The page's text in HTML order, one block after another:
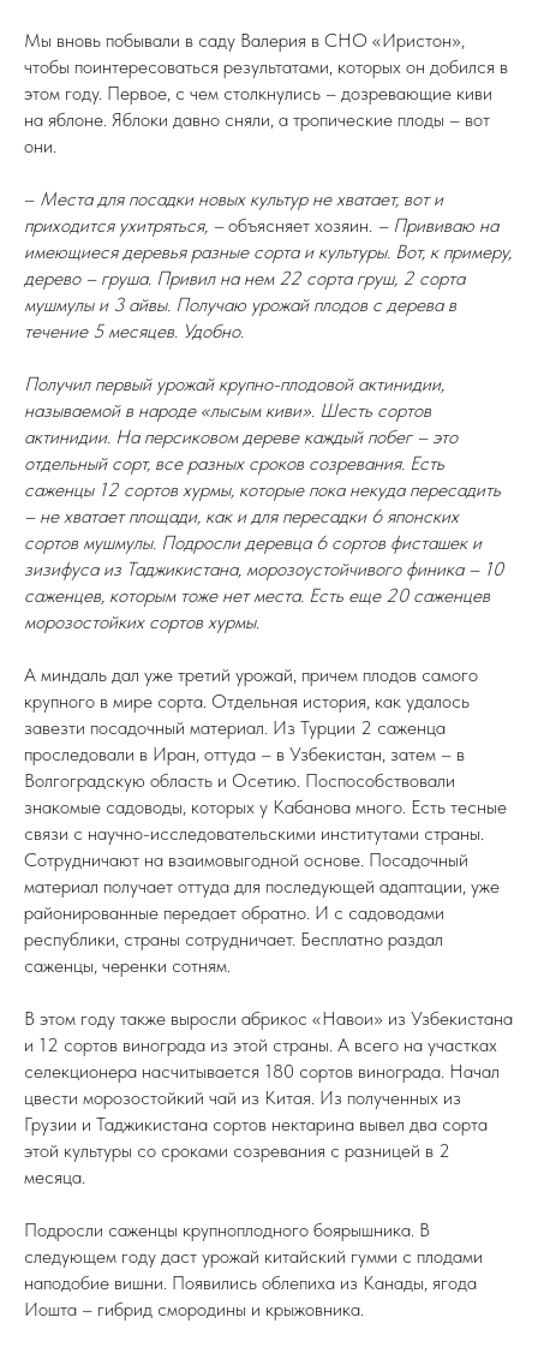
Мы вновь побывали в саду Валерия в СНО «Иристон»,
чтобы поинтересоваться результатами, которых он добился в
этом году. Первое, с чем столкнулись – дозревающие киви
на яблоне. Яблоки давно сняли, а тропические плоды – вот
они.
– Места для посадки новых культур не хватает, вот и
приходится ухитряться, –объясняет хозяин. – Прививаю на
имеющиеся деревья разные сорта и культуры. Вот, к примеру,
дерево – груша. Привил на нем 22 сорта груш, 2 сорта
мушмулы и 3 айвы. Получаю урожай плодов с дерева в
течение 5 месяцев. Удобно.
Получил первый урожай крупно-плодовой актинидии,
называемой в народе «лысым киви». Шесть сортов
актинидии. На персиковом дереве каждый побег – это
отдельный сорт, все разных сроков созревания. Есть
саженцы 12 сортов хурмы, которые пока некуда пересадить
– не хватает площади, как и для пересадки 6 японских
сортов мушмулы. Подросли деревца 6 сортов фисташек и
зизифуса из Таджикистана, морозоустойчивого финика – 10
саженцев, которым тоже нет места. Есть еще 20 саженцев
морозостойких сортов хурмы.
А миндаль дал уже третий урожай, причем плодов самого
крупного в мире сорта. Отдельная история, как удалось
завезти посадочный материал. Из Турции 2 саженца
проследовали в Иран, оттуда – в Узбекистан, затем – в
Волгоградскую область и Осетию. Поспособствовали
знакомые садоводы, которых у Кабанова много. Есть тесные
связи с научно-исследовательскими институтами страны.
Сотрудничают на взаимовыгодной основе. Посадочный
материал получает оттуда для последующей адаптации, уже
районированные передает обратно. И с садоводами
республики, страны сотрудничает. Бесплатно раздал
саженцы, черенки сотням.
В этом году также выросли абрикос «Навои» из Узбекистана
и 12 сортов винограда из этой страны. А всего на участках
селекционера насчитывается 180 сортов винограда. Начал
цвести морозостойкий чай из Китая. Из полученных из
Грузии и Таджикистана сортов нектарина вывел два сорта
этой культуры со сроками созревания с разницей в 2
месяца.
Подросли саженцы крупноплодного боярышника. В
следующем году даст урожай китайский гумми с плодами
наподобие вишни. Появились облепиха из Канады, ягода
Иошта – гибрид смородины и крыжовника.